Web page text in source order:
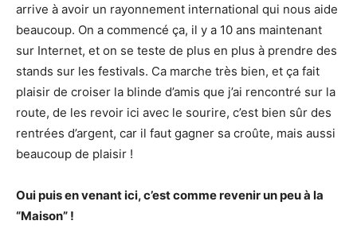
arrive à avoir un rayonnement international qui nous aide
beaucoup. On a commencé ça, il y a 10 ans maintenant
sur Internet, et on se teste de plus en plus à prendre des
stands sur les festivals. Ca marche très bien, et ça fait
plaisir de croiser la blinde d’amis que j’ai rencontré sur la
route, de les revoir ici avec le sourire, c’est bien sûr des
rentrées d’argent, car il faut gagner sa croûte, mais aussi
beaucoup de plaisir !
Oui puis en venant ici, c’est comme revenir un peu à la
“Maison” !